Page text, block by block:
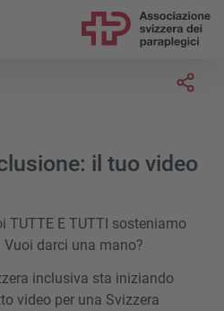
il tuo video
TUTTE E TUTTI sosteniamo
Vuoi darci una mano?
inclusiva sta iniziando
video per una Svizzera